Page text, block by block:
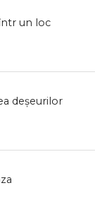
un loc
deșeurilor